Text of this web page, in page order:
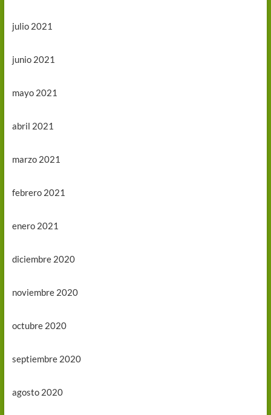
julio 2021
junio 2021
mayo 2021
abril 2021
marzo 2021
febrero 2021
enero 2021
diciembre 2020
noviembre 2020
octubre 2020
septiembre 2020
agosto 2020